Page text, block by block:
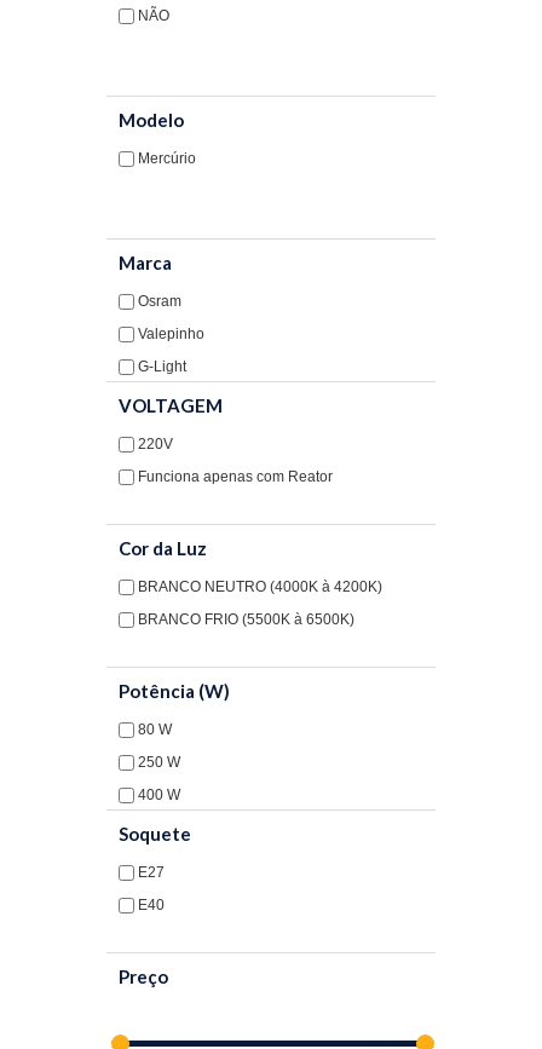
Projetores
Controle/Sensor
Spot para Lampadas
HIDRÁULICA
MATERIAL ELÉTRICO
MATERIAIS DE CONSTRUÇÃO
NÃO
Modelo
Mercúrio
Marca
Osram
Valepinho
G-Light
VOLTAGEM
220V
Funciona apenas com Reator
Cor da Luz
BRANCO NEUTRO (4000K à 4200K)
BRANCO FRIO (5500K à 6500K)
Potência (W)
80 W
250 W
400 W
Soquete
E27
E40
Preço